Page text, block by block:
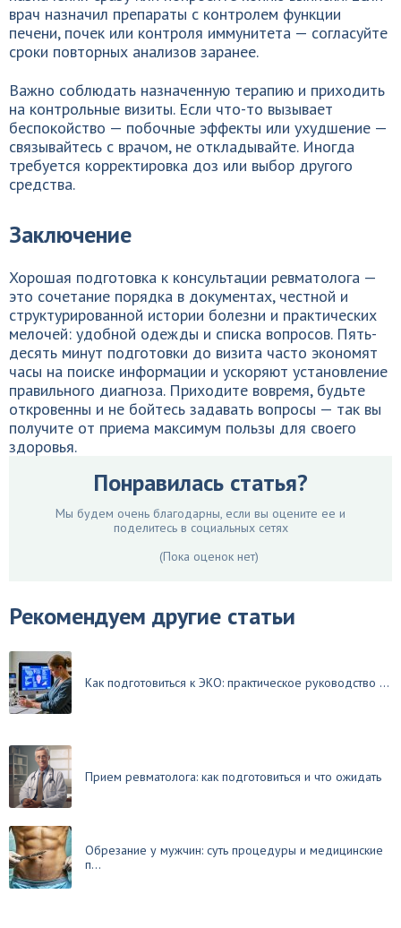
врач назначил препараты с контролем функции
печени, почек или контроля иммунитета — согласуйте
сроки повторных анализов заранее.
Важно соблюдать назначенную терапию и приходить
на контрольные визиты. Если что-то вызывает
беспокойство — побочные эффекты или ухудшение —
связывайтесь с врачом, не откладывайте. Иногда
требуется корректировка доз или выбор другого
средства.
Заключение
Хорошая подготовка к консультации ревматолога —
это сочетание порядка в документах, честной и
структурированной истории болезни и практических
мелочей: удобной одежды и списка вопросов. Пять-
десять минут подготовки до визита часто экономят
часы на поиске информации и ускоряют установление
правильного диагноза. Приходите вовремя, будьте
откровенны и не бойтесь задавать вопросы — так вы
получите от приема максимум пользы для своего
здоровья.
Понравилась статья?
Мы будем очень благодарны, если вы оцените ее и
поделитесь в социальных сетях
(Пока оценок нет)
Рекомендуем другие статьи
Как подготовиться к ЭКО: практическое руководство ...
Прием ревматолога: как подготовиться и что ожидать
Обрезание у мужчин: суть процедуры и медицинские
п...